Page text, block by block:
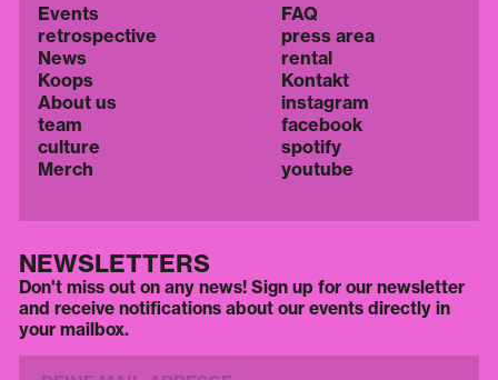
Events
retrospective
News
Koops
About us
team
culture
Merch
FAQ
press area
rental
Kontakt
instagram
facebook
spotify
youtube
NEWSLETTERS
Don't miss out on any news! Sign up for our newsletter
and receive notifications about our events directly in
your mailbox.